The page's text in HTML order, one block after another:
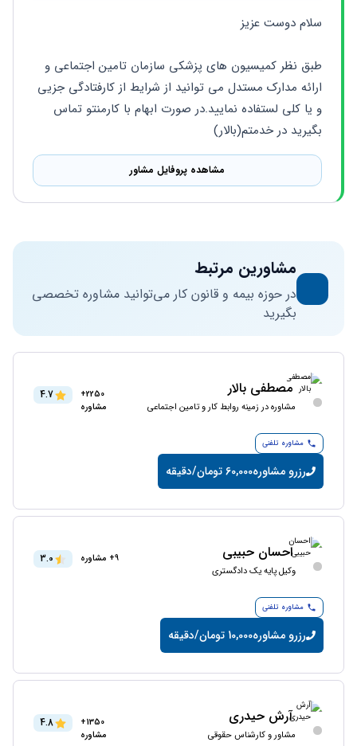
سلام دوست عزیز
بگیرید در خدمتم(بالار)
مشاهده پروفایل مشاور
مشاورین مرتبط
در حوزه بیمه و قانون کار می‌توانید مشاوره تخصصی
بگیرید
مصطفی بالار
مشاوره در زمینه روابط کار و تامین اجتماعی
2250+
مشاوره
4.7
مشاوره تلفنی
رزرو مشاوره60,000 تومان/دقیقه
احسان حبیبی
وکیل پایه یک دادگستری
9+ مشاوره 3.0
مشاوره تلفنی
رزرو مشاوره10,000 تومان/دقیقه
آرش حیدری
مشاور و کارشناس حقوقی
1350+
مشاوره
4.8